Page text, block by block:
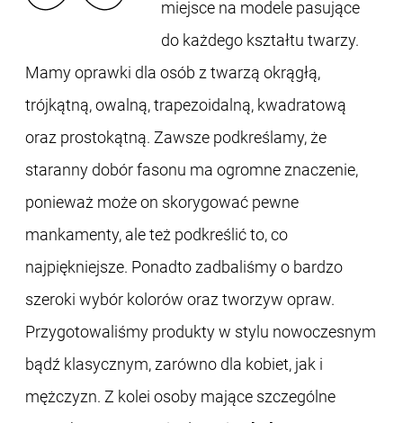
miejsce na modele pasujące
do każdego kształtu twarzy.
Mamy oprawki dla osób z twarzą okrągłą,
trójkątną, owalną, trapezoidalną, kwadratową
oraz prostokątną. Zawsze podkreślamy, że
staranny dobór fasonu ma ogromne znaczenie,
ponieważ może on skorygować pewne
mankamenty, ale też podkreślić to, co
najpiękniejsze. Ponadto zadbaliśmy o bardzo
szeroki wybór kolorów oraz tworzyw opraw.
Przygotowaliśmy produkty w stylu nowoczesnym
bądź klasycznym, zarówno dla kobiet, jak i
mężczyzn. Z kolei osoby mające szczególne